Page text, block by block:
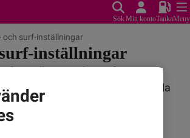
SökMitt kontoTankaMeny
och surf-inställningar
inställningar
inställningar sköts oftast
har en ny mobil. Vill du ändå kolla
du så här.